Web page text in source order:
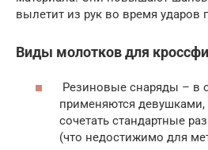
вылетит из рук во время ударов
Виды молотков для
Резиновые снаряды – в
применяются девушками,
сочетать стандартные
(что недостижимо для